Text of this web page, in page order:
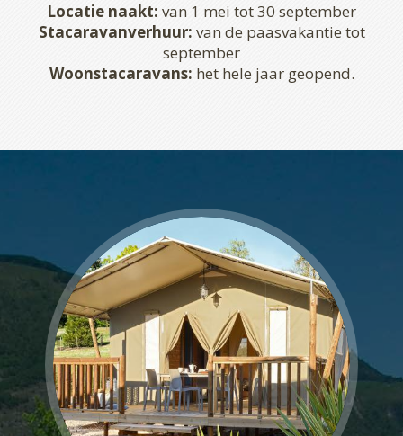
Locatie naakt: van 1 mei tot 30 september
Stacaravanverhuur: van de paasvakantie tot
september
Woonstacaravans: het hele jaar geopend.